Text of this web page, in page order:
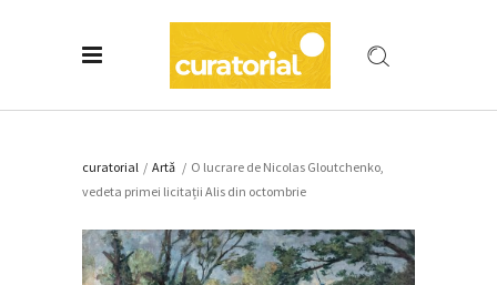
curatorial / Artǎ / O lucrare de Nicolas Gloutchenko,
vedeta primei licitații Alis din octombrie